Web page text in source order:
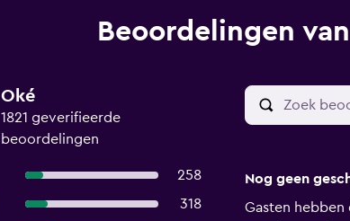
Beoordelingen
Oké
1821 geverifieerde
beoordelingen
258
318
Nog geen
Gasten